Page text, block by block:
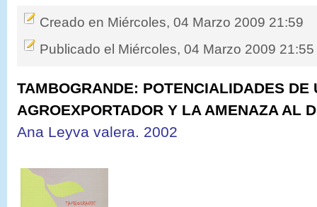
Creado en Miércoles, 04 Marzo 2009 21:59
Publicado el Miércoles, 04 Marzo 2009 21:55
TAMBOGRANDE: POTENCIALIDADES DE
AGROEXPORTADOR Y LA AMENAZA AL
Ana Leyva valera. 2002